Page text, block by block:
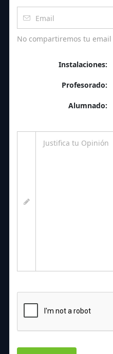
No compartiremos tu
Instalaciones:
Profesorado:
Alumnado: